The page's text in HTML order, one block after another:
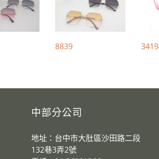
8839 3419
中部分公司
地址：台中市大肚區沙田路二段
132巷3弄2號